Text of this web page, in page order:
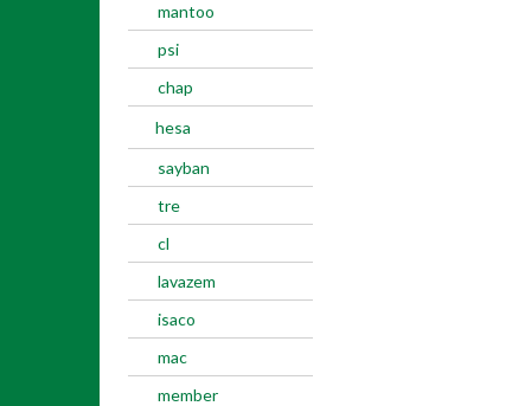
mantoo
psi
chap
hesa
sayban
tre
cl
lavazem
isaco
mac
member